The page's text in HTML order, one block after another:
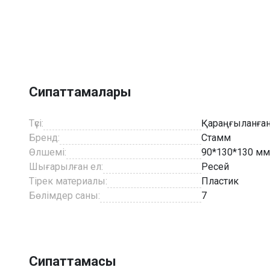
3
Сипаттамалары
Түсі:
Бренд:
Стамм
Өлшемі:
90*130*130 мм
Шығарылған ел:
Ресей
Тірек материалы:
Пластик
Бөлімдер саны:
7
Сипаттамасы